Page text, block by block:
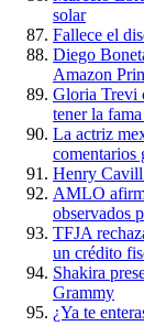
solar
Fallece el
Diego
Amazon
Gloria Trevi
tener la
La actriz
comentarios
Henry Cavill
AMLO
observados
TFJA
un crédito
Shakira
Grammy
¿Ya te